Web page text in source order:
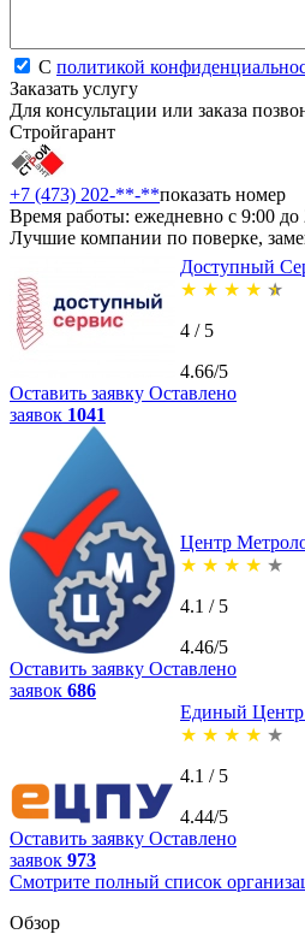
С политикой
Заказать услугу
Для консультации или заказа
Стройгарант
+7 (473) 202-**-**показать номер
Время работы: ежедневно с 9:00 до
Лучшие компании по поверке,
Доступный
★ ★ ★ ★ ★
4 / 5
4.66/5
Оставить заявку Оставлено
заявок 1041
Центр
★ ★ ★ ★ ★
4.1 / 5
4.46/5
Оставить заявку Оставлено
заявок 686
Единый Центр
★ ★ ★ ★ ★
4.1 / 5
4.44/5
Оставить заявку Оставлено
заявок 973
Смотрите полный список
Обзор